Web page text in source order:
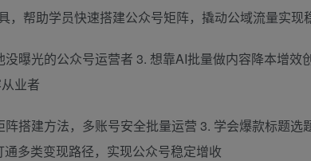
帮助学员快速搭建公众号矩阵，撬动公域流量实现
曝光的公众号运营者 3. 想靠AI批量做内容降本增效
业者
搭建方法，多账号安全批量运营 3. 学会爆款标题选
多类变现路径，实现公众号稳定增收